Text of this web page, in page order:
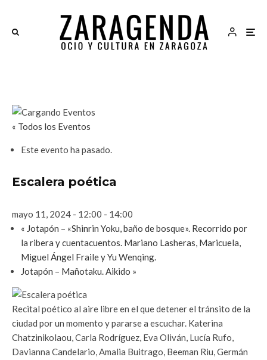
« Todos los Eventos
Este evento ha pasado.
Escalera poética
mayo 11, 2024 - 12:00 - 14:00
« Jotapón – «Shinrin Yoku, baño de bosque». Recorrido por
la ribera y cuentacuentos. Mariano Lasheras, Maricuela,
Miguel Ángel Fraile y Yu Wenqing.
Jotapón – Mañotaku. Aikido »
Recital poético al aire libre en el que detener el tránsito de la
ciudad por un momento y pararse a escuchar. Katerina
Chatzinikolaou, Carla Rodríguez, Eva Oliván, Lucía Rufo,
Davianna Candelario, Amalia Buitrago, Beeman Riu, Germán